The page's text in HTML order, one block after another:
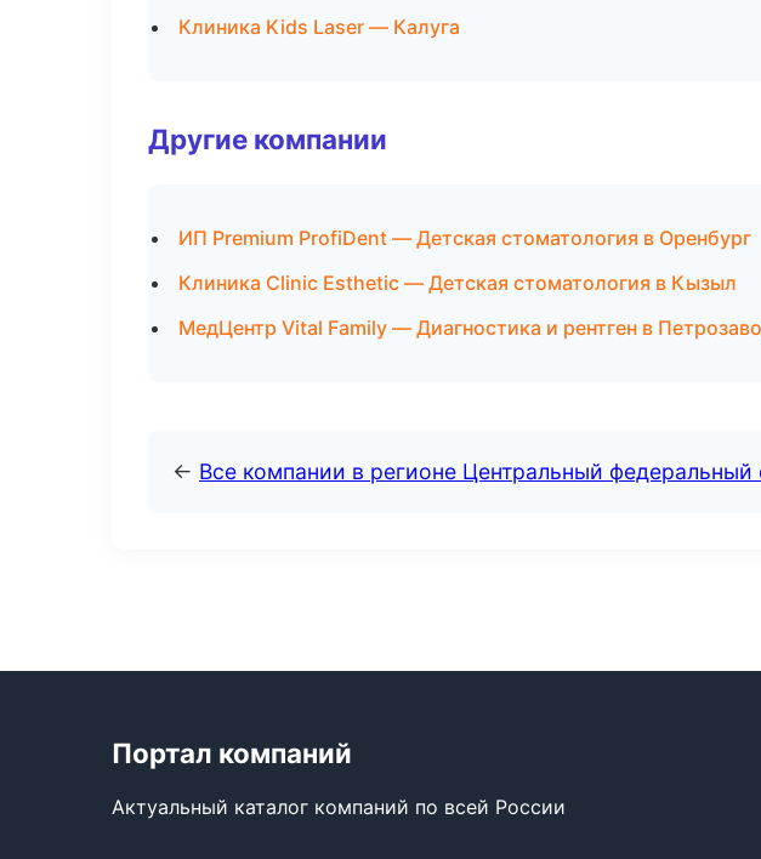
Клиника Kids Laser — Калуга
Другие компании
ИП Premium ProfiDent — Детская стоматология в Оренбург
Клиника Clinic Esthetic — Детская стоматология в Кызыл
МедЦентр Vital Family — Диагностика и рентген в
← Все компании в регионе Центральный федеральный
Портал компаний
Актуальный каталог компаний по всей России